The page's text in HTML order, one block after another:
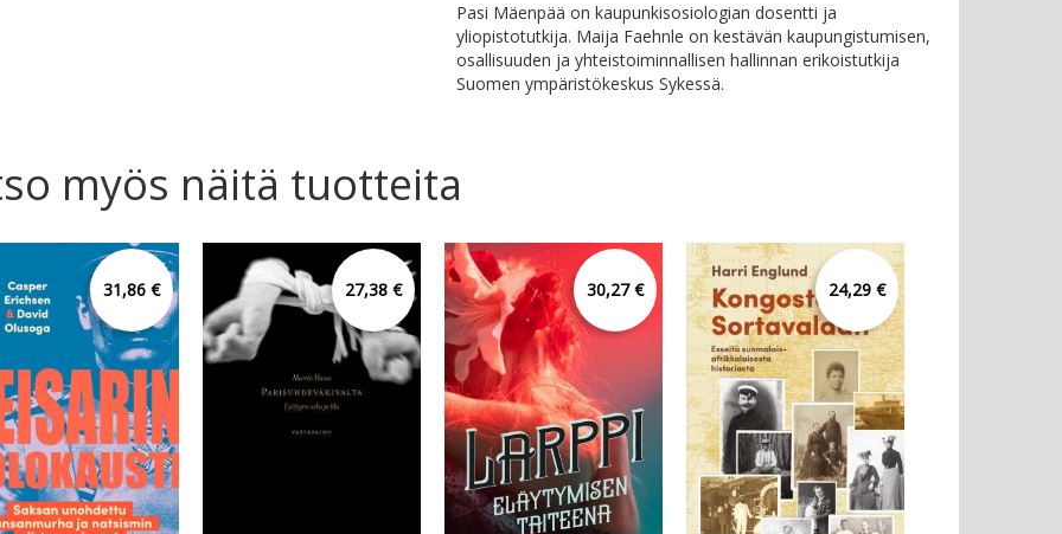
Pasi Mäenpää on kaupunkisosiologian dosentti ja
yliopistotutkija. Maija Faehnle on kestävän kaupungistumisen,
osallisuuden ja yhteistoiminnallisen hallinnan erikoistutkija
Suomen ympäristökeskus Sykessä.
myös näitä tuotteita
31,86 € 27,38 € 30,27 € 24,29 €